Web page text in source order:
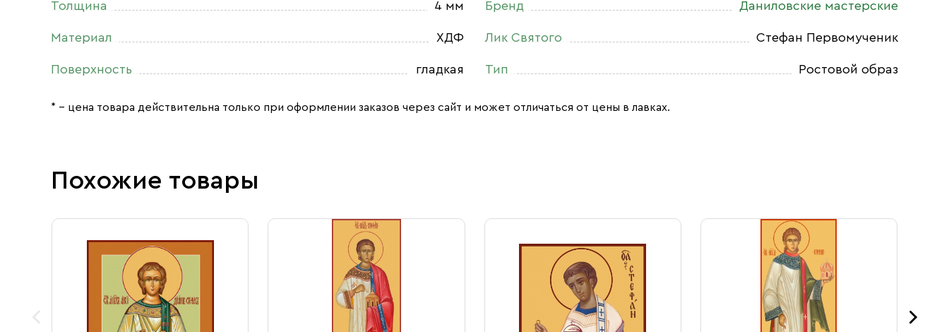
Толщина 4 мм
Материал ХДФ
Поверхность гладкая
Бренд Даниловские мастерские
Лик Святого Стефан Первомученик
Тип Ростовой образ
* – цена товара действительна только при оформлении заказов через сайт и может отличаться от цены в лавках.
Похожие товары